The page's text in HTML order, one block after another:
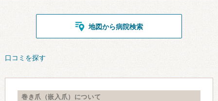
地図から病院検索
口コミを探す
巻き爪（嵌入爪）について